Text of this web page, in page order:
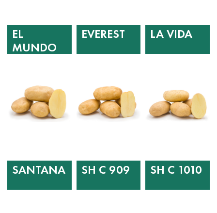
EL
MUNDO
EVEREST LA VIDA
SANTANA SH C 909 SH C 1010